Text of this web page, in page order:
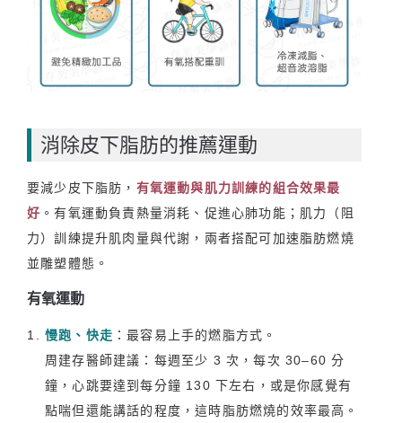
消除皮下脂肪的推薦運動
要減少皮下脂肪， 有氧運動與肌力訓練的組合效果最
好 。有氧運動負責熱量消耗、促進心肺功能；肌力（阻
力）訓練提升肌肉量與代謝，兩者搭配可加速脂肪燃燒
並雕塑體態。
有氧運動
慢跑、快走 ：最容易上手的燃脂方式。
周建存醫師建議：每週至少 3 次，每次 30–60 分
鐘，心跳要達到每分鐘 130 下左右，或是你感覺有
點喘但還能講話的程度，這時脂肪燃燒的效率最高。